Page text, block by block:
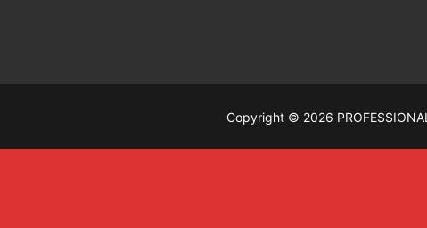
Copyright © 2026